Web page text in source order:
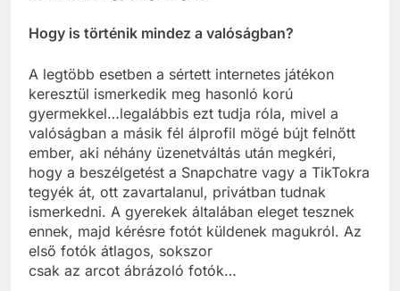
Hogy is történik mindez a valóságban?
A legtöbb esetben a sértett internetes játékon
keresztül ismerkedik meg hasonló korú
gyermekkel…legalábbis ezt tudja róla, mivel a
valóságban a másik fél álprofil mögé bújt felnőtt
ember, aki néhány üzenetváltás után megkéri,
hogy a beszélgetést a Snapchatre vagy a TikTokra
tegyék át, ott zavartalanul, privátban tudnak
ismerkedni. A gyerekek általában eleget tesznek
ennek, majd kérésre fotót küldenek magukról. Az
első fotók átlagos, sokszor
csak az arcot ábrázoló fotók…